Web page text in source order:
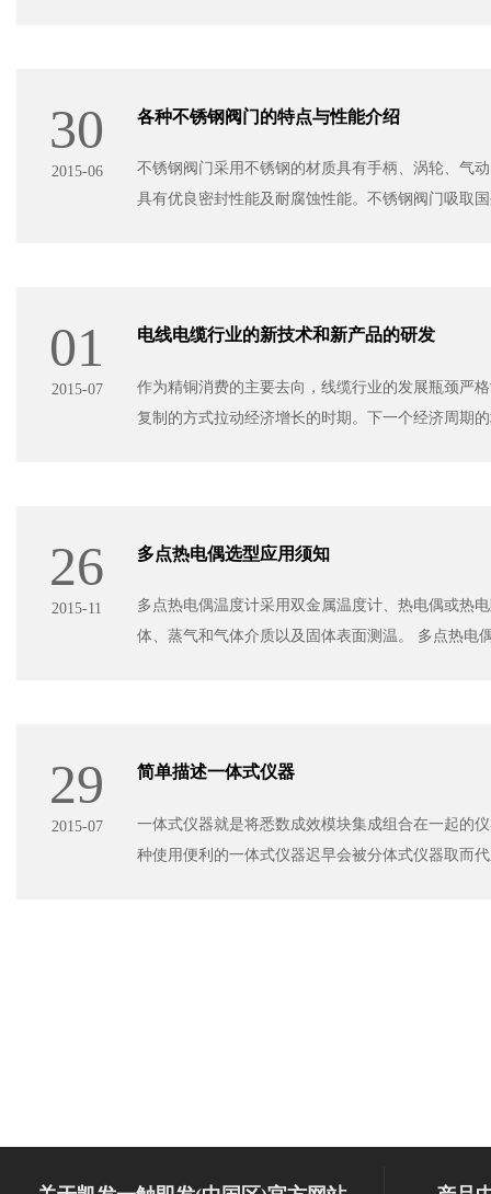
30
2015-06
各种不锈钢阀门的特点与性能介绍
不锈钢阀门采用不锈钢的材质具有手柄、涡轮、气
具有优良密封性能及耐腐蚀性能。不锈钢阀门
01
2015-07
电线电缆行业的新技术和新产品的研发
作为精铜消费的主要去向，线缆行业的发展瓶颈严
复制的方式拉动经济增长的时期。下一个经济周期的
26
2015-11
多点热电偶选型应用须知
多点热电偶温度计采用双金属温度计、热电偶或热
体、蒸气和气体介质以及固体表面测温。 多点热电
29
2015-07
简单描述一体式仪器
一体式仪器就是将悉数成效模块集成组合在一起的
种使用便利的一体式仪器迟早会被分体式仪器取而